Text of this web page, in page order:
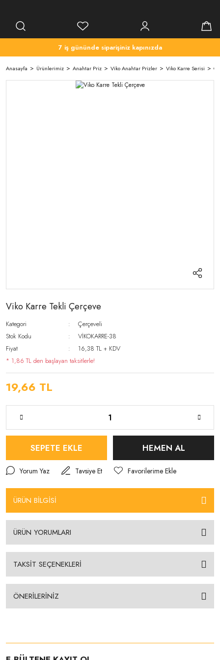
7 iş gününde siparişiniz kapınızda
Anasayfa Ürünlerimiz Anahtar Priz Viko Anahtar Prizler Viko Karre Serisi
Viko Karre Tekli Çerçeve
Kategori
Çerçeveli
Stok Kodu
VİKOKARRE-38
Fiyat
16,38 TL + KDV
* 1,86 TL den başlayan taksitlerle!
19,66 TL
SEPETE EKLE HEMEN AL
Yorum Yaz Tavsiye Et
ÜRÜN BİLGİSİ
ÜRÜN YORUMLARI
TAKSİT SEÇENEKLERİ
ÖNERİLERİNİZ